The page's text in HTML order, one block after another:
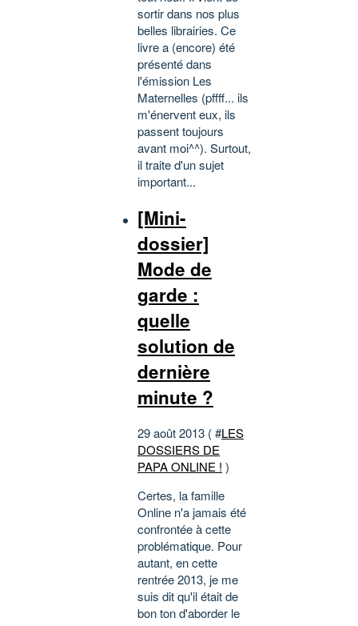
sortir dans nos plus
belles librairies. Ce
livre a (encore) été
présenté dans
l'émission Les
Maternelles (pffff... ils
m'énervent eux, ils
passent toujours
avant moi^^). Surtout,
il traite d'un sujet
important...
[Mini-
dossier]
Mode de
garde :
quelle
solution de
dernière
minute ?
29 août 2013 ( #LES
DOSSIERS DE
PAPA ONLINE ! )
Certes, la famille
Online n'a jamais été
confrontée à cette
problématique. Pour
autant, en cette
rentrée 2013, je me
suis dit qu'il était de
bon ton d'aborder le